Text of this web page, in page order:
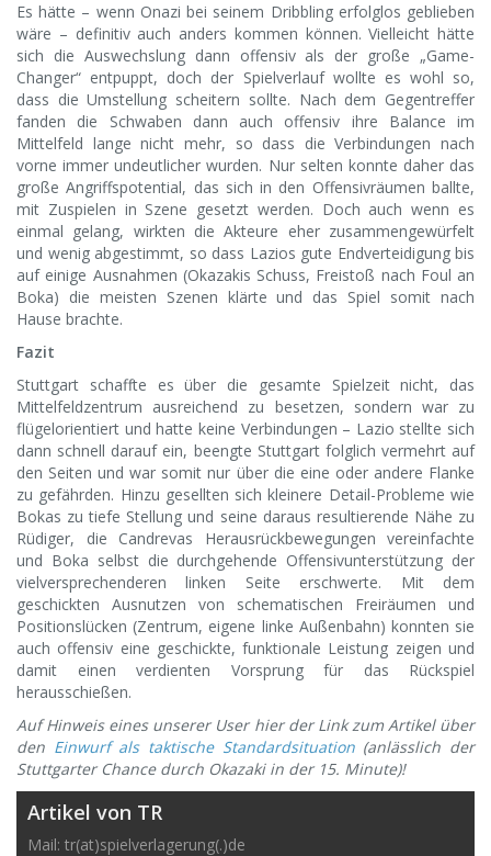
Es hätte – wenn Onazi bei seinem Dribbling erfolglos geblieben
wäre – definitiv auch anders kommen können. Vielleicht hätte
sich die Auswechslung dann offensiv als der große „Game-
Changer“ entpuppt, doch der Spielverlauf wollte es wohl so,
dass die Umstellung scheitern sollte. Nach dem Gegentreffer
fanden die Schwaben dann auch offensiv ihre Balance im
Mittelfeld lange nicht mehr, so dass die Verbindungen nach
vorne immer undeutlicher wurden. Nur selten konnte daher das
große Angriffspotential, das sich in den Offensivräumen ballte,
mit Zuspielen in Szene gesetzt werden. Doch auch wenn es
einmal gelang, wirkten die Akteure eher zusammengewürfelt
und wenig abgestimmt, so dass Lazios gute Endverteidigung bis
auf einige Ausnahmen (Okazakis Schuss, Freistoß nach Foul an
Boka) die meisten Szenen klärte und das Spiel somit nach
Hause brachte.
Fazit
Stuttgart schaffte es über die gesamte Spielzeit nicht, das
Mittelfeldzentrum ausreichend zu besetzen, sondern war zu
flügelorientiert und hatte keine Verbindungen – Lazio stellte sich
dann schnell darauf ein, beengte Stuttgart folglich vermehrt auf
den Seiten und war somit nur über die eine oder andere Flanke
zu gefährden. Hinzu gesellten sich kleinere Detail-Probleme wie
Bokas zu tiefe Stellung und seine daraus resultierende Nähe zu
Rüdiger, die Candrevas Herausrückbewegungen vereinfachte
und Boka selbst die durchgehende Offensivunterstützung der
vielversprechenderen linken Seite erschwerte. Mit dem
geschickten Ausnutzen von schematischen Freiräumen und
Positionslücken (Zentrum, eigene linke Außenbahn) konnten sie
auch offensiv eine geschickte, funktionale Leistung zeigen und
damit einen verdienten Vorsprung für das Rückspiel
herausschießen.
Auf Hinweis eines unserer User hier der Link zum Artikel über
den Einwurf als taktische Standardsituation(anlässlich der
Stuttgarter Chance durch Okazaki in der 15. Minute)!
Artikel von TR
Mail: tr(at)spielverlagerung(.)de